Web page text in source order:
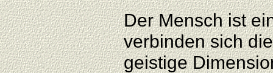
Der Mensch ist
verbinden sich
geistige